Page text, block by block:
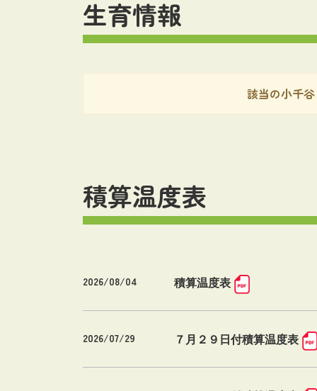
生育情報
該当の小千
積算温度表
2026/08/04 積算温度表
2026/07/29 ７月２９日付積算温度表